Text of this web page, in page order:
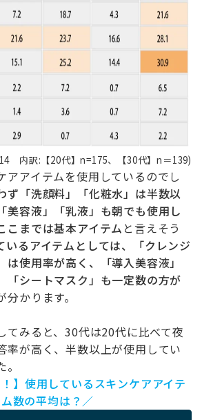
内訳:【20代】n=175、【30代】n＝139)
アアイテムを使用しているのでし
ず「洗顔料」「化粧水」は半数以
美容液」「乳液」も朝でも使用し
こまでは基本アイテム と言えそう
いるアイテムとしては、「クレンジ
は使用率が高く、「導入美容液」
「シートマスク」も一定数の方が
分かります。
てみると、30代は20代に比べて夜
率が高く、半数以上が使用してい
】使用しているスキンケアアイテ
ム数の平均は？／